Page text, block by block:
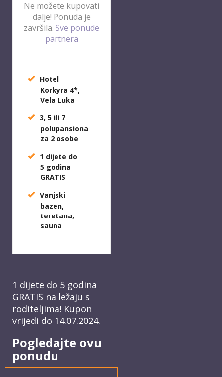
Ne možete kupovati
dalje! Ponuda je
završila. Sve ponude
partnera
Hotel
Korkyra 4*,
Vela Luka
3, 5 ili 7
polupansiona
za 2 osobe
1 dijete do
5 godina
GRATIS
Vanjski
bazen,
teretana,
sauna
1 dijete do 5 godina
GRATIS na ležaju s
roditeljima! Kupon
vrijedi do 14.07.2024.
Pogledajte ovu
ponudu